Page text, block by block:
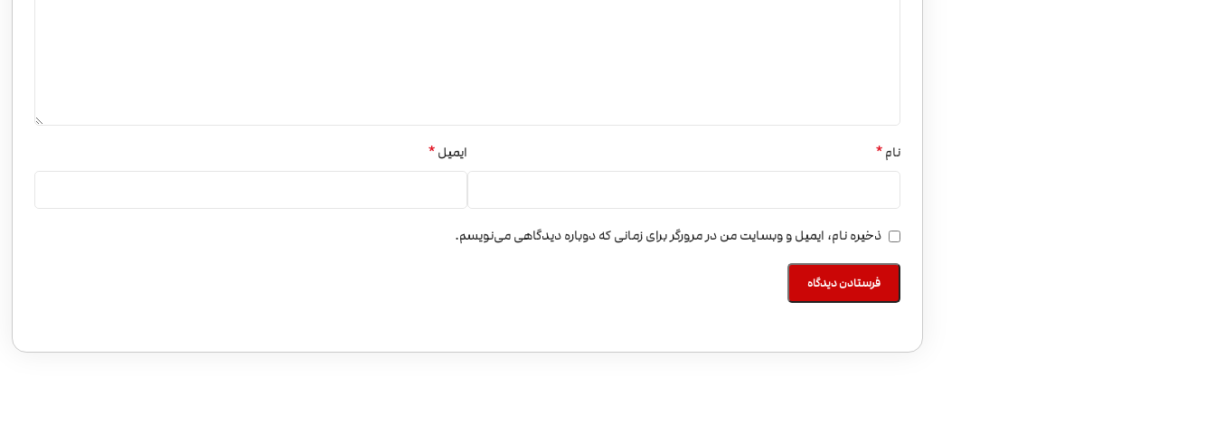
نام* ایمیل*
ذخیره نام، ایمیل و وبسایت من در مرورگر برای زمانی که دوباره دیدگاهی می‌نویسم.